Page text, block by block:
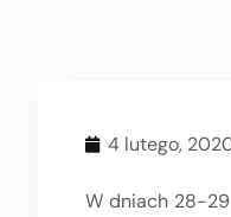
4 lutego,
W dniach 28-29